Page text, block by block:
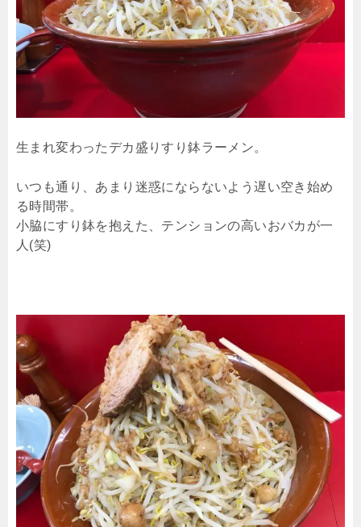
生まれ変わったデカ盛りすり鉢ラーメン。
いつも通り、あまり迷惑にならないよう遅い空き始め
る時間帯。
小脇にすり鉢を抱えた、テンションの高いおバカが一
人(笑)